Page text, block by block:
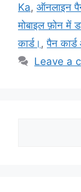
Ka, ऑनलाइन
मोबाइल फ़ोन में
कार्ड। ,पैन
Leave a